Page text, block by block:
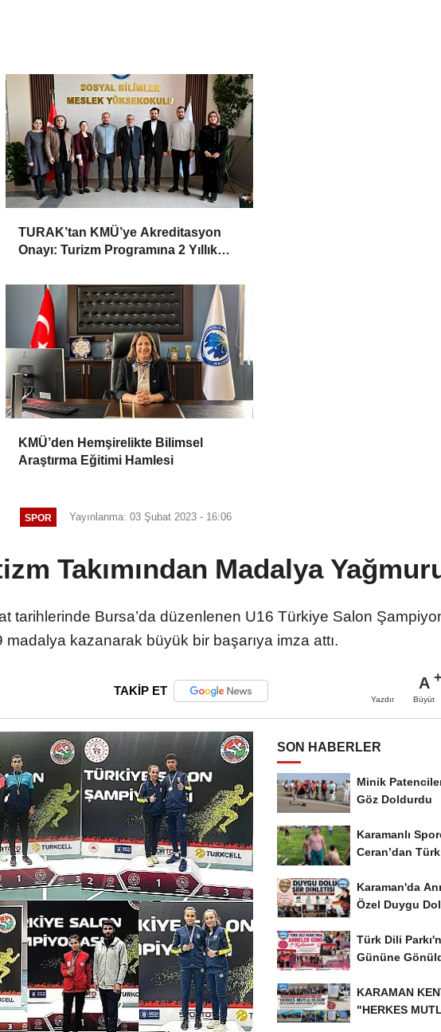
TURAK’tan KMÜ’ye Akreditasyon
Onayı: Turizm Programına 2 Yıllık
KMÜ’den Hemşirelikte Bilimsel
Araştırma Eğitimi Hamlesi
SPOR Yayınlanma: 03 Şubat 2023 - 16:06
Takımından Madalya
tarihlerinde Bursa’da düzenlenen U16 Türkiye Salon
madalya kazanarak büyük bir başarıya imza attı.
TAKİP ET
Yazdır
A
Büyüt
SON HABERLER
Minik
Göz Doldurdu
Karamanlı
Ceran’dan
Karaman'da
Özel Duygu
Türk Dili
Gününe
KARAMAN
"HERKES